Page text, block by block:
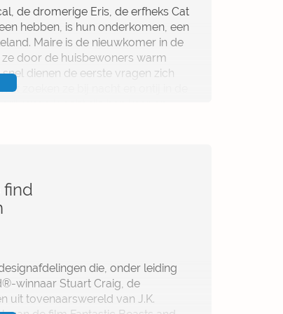
de dromerige Eris, de erfheks Cat
hebben, is hun onderkomen, een
Maire is de nieuwkomer in de
door de huisbewoners warm
dienen de eerste vragen zich
zoeken ze bij nacht en ontij in de
angstvallig verborgen houden. En
en werkt in Den Haag.
find
die, onder leiding
winnaar Stuart Craig, de
uit tovenaarswereld van J.K.